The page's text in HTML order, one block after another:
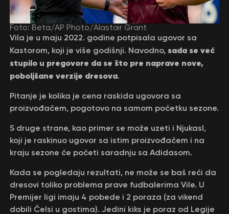
Foto: Beta/AP Photo/Alastair Grant
Vila je u maju 2022. godine potpisala ugovor sa
Kastorom, koji je više godišnji. Navodno, sada se već
stupilo u pregovore da se što pre naprave nove,
poboljšane verzije dresova.
Pitanje je kolika je cena raskida ugovora sa
proizvođačem, pogotovo na samom početku sezone.
S druge strane, kao primer se može uzeti i Njukasl,
koji je raskinuo ugovor sa istim proizvođačem i na
kraju sezone će početi saradnju sa Adidasom.
Kada se pogledaju rezultati, ne može se baš reći da
dresovi toliko problema prave fudbalerima Vile. U
Premijer ligi imaju 4 pobede i 2 poraza (za vikend
dobili Čelsi u gostima). Jedini kiks je poraz od Legije